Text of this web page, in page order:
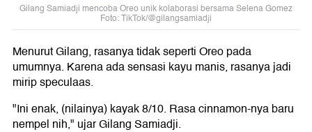
Gilang Samiadji mencoba Oreo unik kolaborasi bersama Selena Gomez
Foto: TikTok/@gilangsamiadji
Menurut Gilang, rasanya tidak seperti Oreo pada
umumnya. Karena ada sensasi kayu manis, rasanya jadi
mirip speculaas.
"Ini enak, (nilainya) kayak 8/10. Rasa cinnamon-nya baru
nempel nih," ujar Gilang Samiadji.